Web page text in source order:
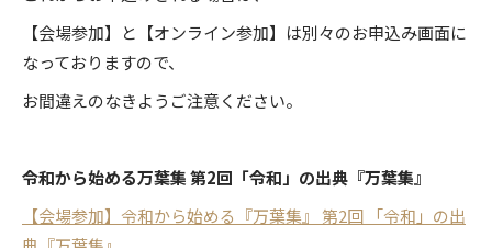
歴史探訪
世相を読む
街・人・生活
【会場参加】と【オンライン参加】は別々のお申込み画面に
なっておりますので、
お間違えのなきようご注意ください。
令和から始める万葉集 第2回「令和」の出典『万葉集』
【会場参加】令和から始める『万葉集』 第2回 「令和」の出